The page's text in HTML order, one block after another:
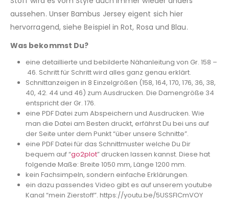
aussehen. Unser Bambus Jersey eigent sich hier
hervorragend, siehe Beispiel in Rot, Rosa und Blau.
Was bekommst Du?
eine detaillierte und bebilderte Nähanleitung von Gr. 158 –
46. Schritt für Schritt wird alles ganz genau erklärt.
Schnittanzeigen in 8 Einzelgrößen (158, 164, 170, 176, 36, 38,
40, 42. 44 und 46) zum Ausdrucken. Die Damengröße 34
entspricht der Gr. 176.
eine PDF Datei zum Abspeichern und Ausdrucken. Wie
man die Datei am Besten druckt, erfährst Du bei uns auf
der Seite unter dem Punkt “über unsere Schnitte”.
eine PDF Datei für das Schnittmuster welche Du Dir
bequem auf “go2plot” drucken lassen kannst. Diese hat
folgende Maße: Breite 1050 mm, Länge 1200 mm.
kein Fachsimpeln, sondern einfache Erklärungen.
ein dazu passendes Video gibt es auf unserem youtube
Kanal “mein Zierstoff”. https://youtu.be/5USSFlCmVOY